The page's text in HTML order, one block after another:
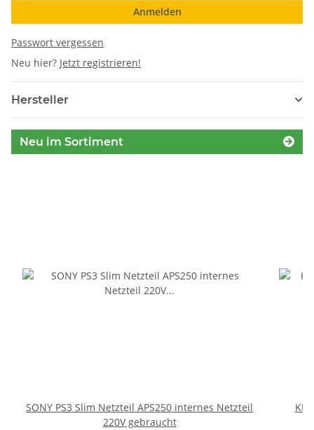
Anmelden
Passwort vergessen
Neu hier? Jetzt registrieren!
Hersteller
Neu im Sortiment
SONY PS3 Slim Netzteil APS250 internes Netzteil
220V gebraucht